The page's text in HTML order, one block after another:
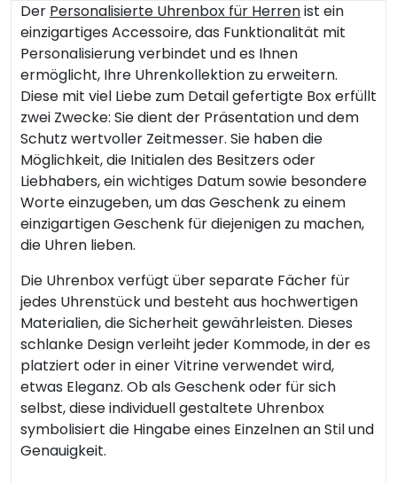
Der Personalisierte Uhrenbox für Herrenist ein
einzigartiges Accessoire, das Funktionalität mit
Personalisierung verbindet und es Ihnen
ermöglicht, Ihre Uhrenkollektion zu erweitern.
Diese mit viel Liebe zum Detail gefertigte Box erfüllt
zwei Zwecke: Sie dient der Präsentation und dem
Schutz wertvoller Zeitmesser. Sie haben die
Möglichkeit, die Initialen des Besitzers oder
Liebhabers, ein wichtiges Datum sowie besondere
Worte einzugeben, um das Geschenk zu einem
einzigartigen Geschenk für diejenigen zu machen,
die Uhren lieben.
Die Uhrenbox verfügt über separate Fächer für
jedes Uhrenstück und besteht aus hochwertigen
Materialien, die Sicherheit gewährleisten. Dieses
schlanke Design verleiht jeder Kommode, in der es
platziert oder in einer Vitrine verwendet wird,
etwas Eleganz. Ob als Geschenk oder für sich
selbst, diese individuell gestaltete Uhrenbox
symbolisiert die Hingabe eines Einzelnen an Stil und
Genauigkeit.